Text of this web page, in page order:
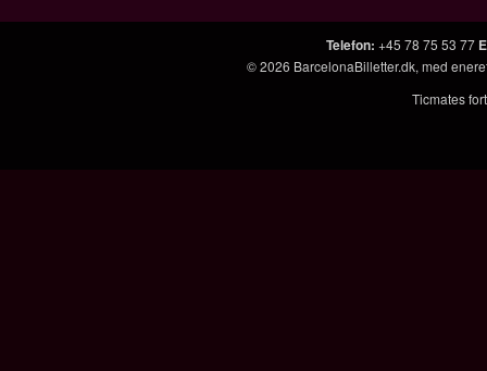
Telefon: +45 78 75 53 77
© 2026 BarcelonaBilletter.dk, med
Ticmates